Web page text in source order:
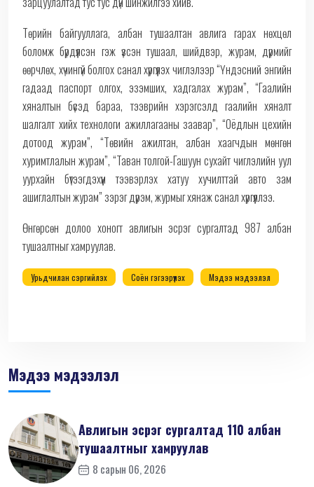
Төрийн байгууллага, албан тушаалтан авлига гарах нөхцөл
боломж бүрдүүлсэн гэж үзсэн тушаал, шийдвэр, журам, дүрмийг
өөрчлөх, хүчингүй болгох санал хүргүүлэх чиглэлээр “Үндэсний энгийн
гадаад паспорт олгох, эзэмших, хадгалах журам”, “Гаалийн
хяналтын бүсэд бараа, тээврийн хэрэгсэлд гаалийн хяналт
шалгалт хийх технологи ажиллагааны заавар”, “Оёдлын цехийн
дотоод журам”, “Төвийн ажилтан, албан хаагчдын мөнгөн
хуримтлалын журам”, “Таван толгой-Гашуун сухайт чиглэлийн уул
уурхайн бүтээгдэхүүн тээвэрлэх хатуу хучилттай авто зам
ашиглалтын журам” зэрэг дүрэм, журмыг хянаж санал хүргүүллээ.
Өнгөрсөн долоо хоногт авлигын эсрэг сургалтад 987 албан
тушаалтныг хамруулав.
Урьдчилан сэргийлэх Соён гэгээрүүлэх Мэдээ мэдээлэл
Мэдээ мэдээлэл
Авлигын эсрэг сургалтад 110 албан
тушаалтныг хамруулав
8 сарын 06, 2026